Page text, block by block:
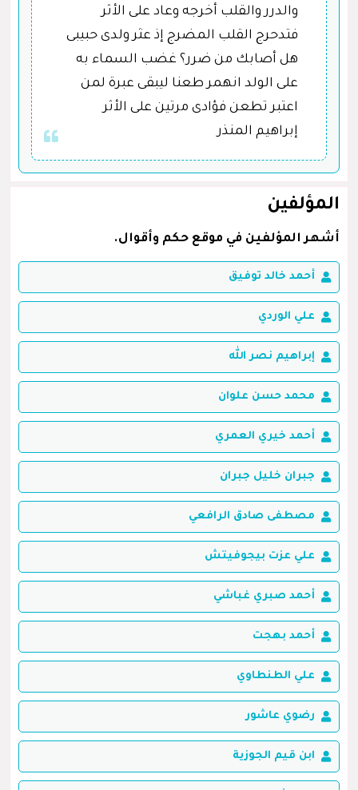
والدرر والقلب أخرجه وعاد على الأثر
فتدحرج القلب المضرج إذ عثر ولدى حبيبى
هل أصابك من ضرر؟ غضب السماء به
على الولد انهمر طعنا ليبقى عبرة لمن
اعتبر تطعن فؤادى مرتين على الأثر
إبراهيم المنذر
المؤلفين
أشهر المؤلفين في موقع حكم وأقوال.
أحمد خالد توفيق
علي الوردي
إبراهيم نصر الله
محمد حسن علوان
أحمد خيري العمري
جبران خليل جبران
مصطفى صادق الرافعي
علي عزت بيجوفيتش
أحمد صبري غباشي
أحمد بهجت
علي الطنطاوي
رضوي عاشور
ابن قيم الجوزية